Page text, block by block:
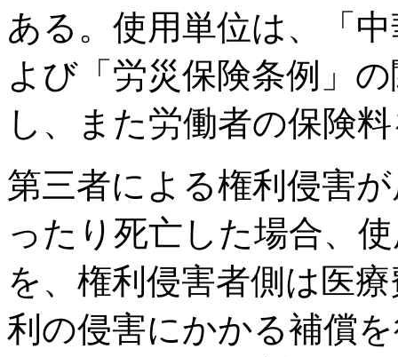
ある。使用単位は、「
よび「労災保険条例」
し、また労働者の保険
第三者による権利侵害
ったり死亡した場合、
を、権利侵害者側は医
利の侵害にかかる補償